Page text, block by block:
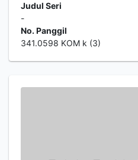
Judul Seri
-
No. Panggil
341.0598 KOM k (3)